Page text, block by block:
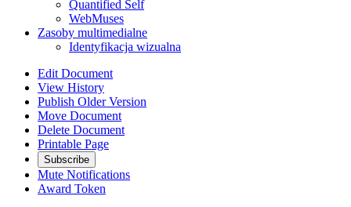
Quantified Self
WebMuses
Zasoby multimedialne
Identyfikacja wizualna
Edit Document
View History
Publish Older Version
Move Document
Delete Document
Printable Page
Subscribe
Mute Notifications
Award Token